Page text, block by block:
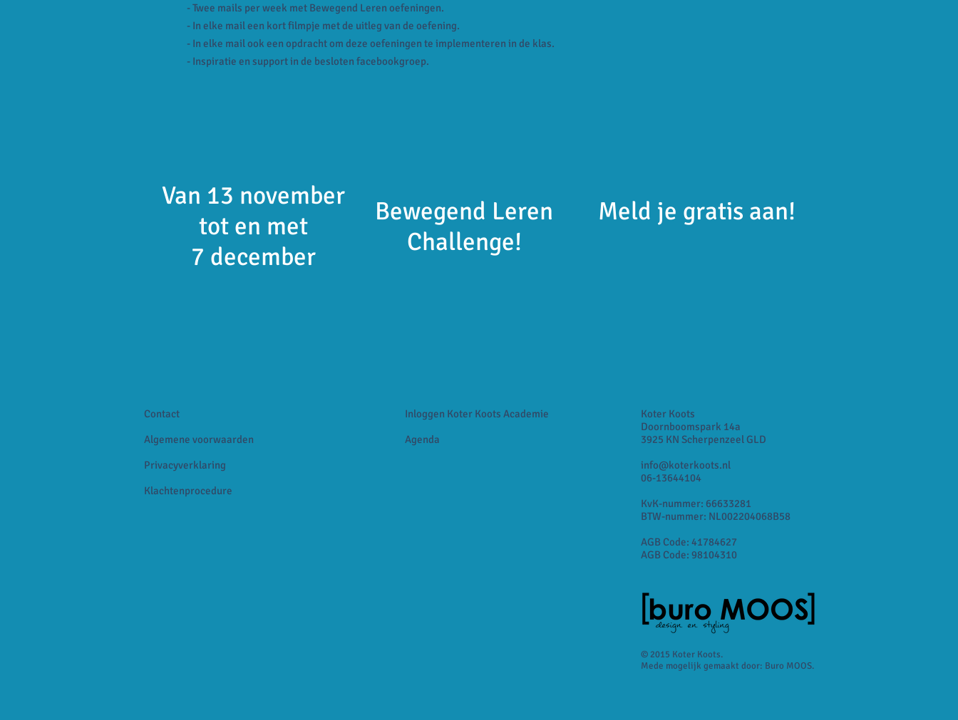
- Twee mails per week met Bewegend Leren oefeningen.
- In elke mail een kort filmpje met de uitleg van de oefening.
- In elke mail ook een opdracht om deze oefeningen te implementeren in de klas.
- Inspiratie en support in de besloten facebookgroep.
Van 13 november
tot en met
7 december
Bewegend Leren
Challenge!
Meld je gratis aan!
Contact
Algemene voorwaarden
Privacyverklaring
Klachtenprocedure
Inloggen Koter Koots Academie
Agenda
Koter Koots
Doornboomspark 14a
3925 KN Scherpenzeel GLD
info@koterkoots.nl
06-13644104
KvK-nummer: 66633281
BTW-nummer: NL002204068B58
AGB Code: 41784627
AGB Code: 98104310
© 2015 Koter Koots.
Mede mogelijk gemaakt door: Buro MOOS.